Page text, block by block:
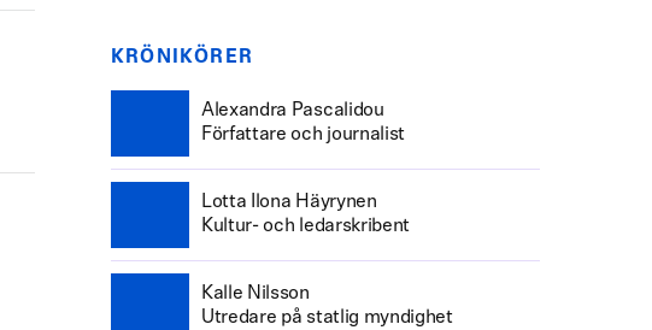
KRÖNIKÖRER
Alexandra Pascalidou
Författare och journalist
Lotta Ilona Häyrynen
Kultur- och ledarskribent
Kalle Nilsson
Utredare på statlig myndighet